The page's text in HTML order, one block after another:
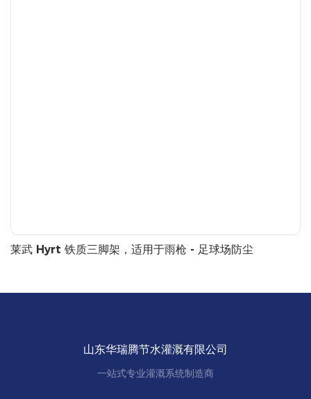
莱武 Hyrt 铁质三脚架，适用于雨枪 - 足球场防尘
山东华瑞腾节水灌溉有限公司
一站式专业灌溉系统制造商